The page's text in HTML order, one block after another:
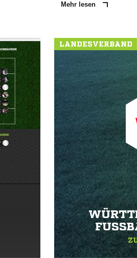
Mehr lesen
LANDESVERBAND